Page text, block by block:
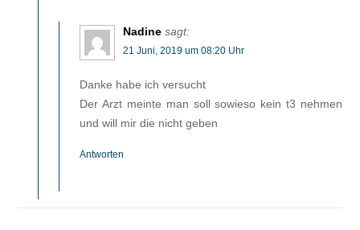
Nadine sagt:
21 Juni, 2019 um 08:20 Uhr
Danke habe ich versucht
Der Arzt meinte man soll sowieso kein t3 nehmen
und will mir die nicht geben
Antworten